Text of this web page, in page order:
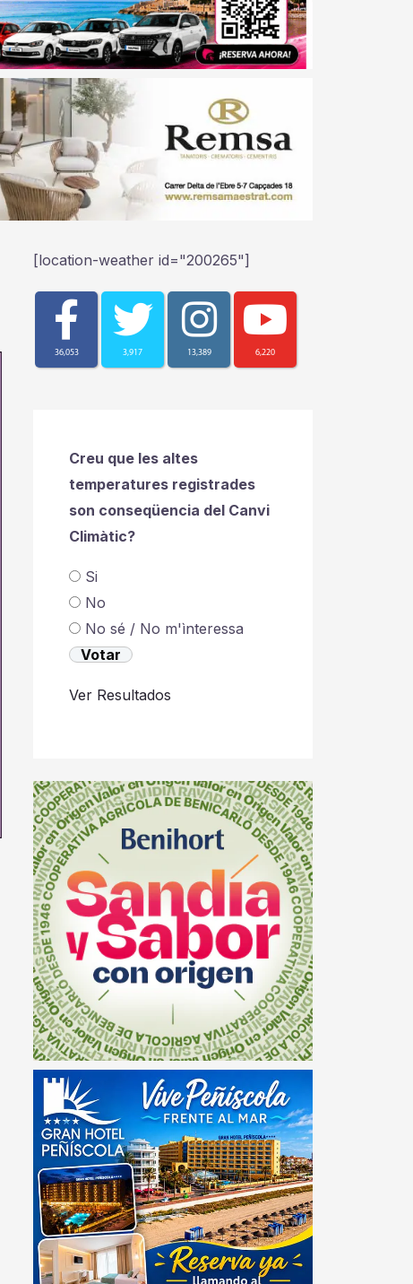
[location-weather id="200265"]
36,053 3,917 13,389 6,220
Creu que les altes
temperatures registrades
son conseqüencia del Canvi
Climàtic?
Si
No
No sé / No m'ìnteressa
Ver Resultados